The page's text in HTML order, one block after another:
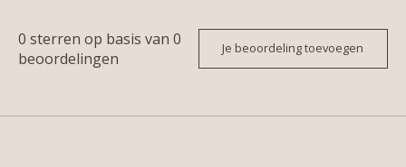
0 sterren op basis van 0
beoordelingen
Je beoordeling toevoegen